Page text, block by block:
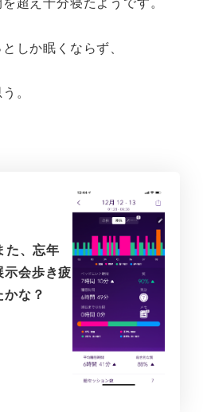
しか眠くならず、
。
た、忘年
会歩き疲
な？